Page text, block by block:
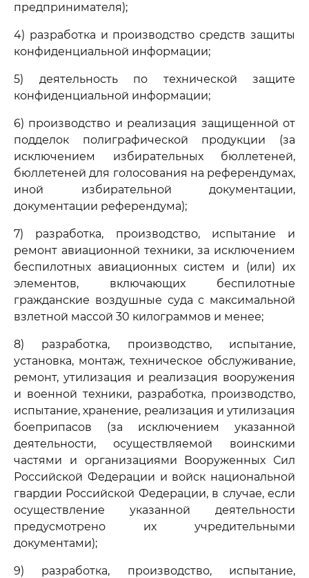
предпринимателя);
4) разработка и производство средств защиты
конфиденциальной информации;
5) деятельность по технической защите
конфиденциальной информации;
6) производство и реализация защищенной от
подделок полиграфической продукции (за
исключением избирательных бюллетеней,
бюллетеней для голосования на референдумах,
иной избирательной документации,
документации референдума);
7) разработка, производство, испытание и
ремонт авиационной техники, за исключением
беспилотных авиационных систем и (или) их
элементов, включающих беспилотные
гражданские воздушные суда с максимальной
взлетной массой 30 килограммов и менее;
8) разработка, производство, испытание,
установка, монтаж, техническое обслуживание,
ремонт, утилизация и реализация вооружения
и военной техники, разработка, производство,
испытание, хранение, реализация и утилизация
боеприпасов (за исключением указанной
деятельности, осуществляемой воинскими
частями и организациями Вооруженных Сил
Российской Федерации и войск национальной
гвардии Российской Федерации, в случае, если
осуществление указанной деятельности
предусмотрено их учредительными
документами);
9) разработка, производство, испытание,